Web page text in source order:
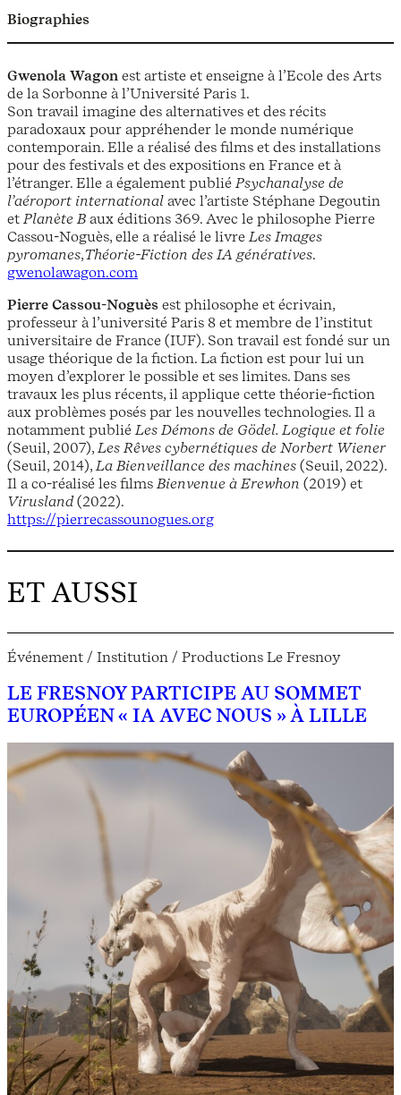
Biographies
Gwenola Wagon est artiste et enseigne à l’Ecole des Arts
de la Sorbonne à l’Université Paris 1.
Son travail imagine des alternatives et des récits
paradoxaux pour appréhender le monde numérique
contemporain. Elle a réalisé des films et des installations
pour des festivals et des expositions en France et à
l’étranger. Elle a également publié Psychanalyse de
l’aéroport international avec l’artiste Stéphane Degoutin
et Planète B aux éditions 369. Avec le philosophe Pierre
Cassou-Noguès, elle a réalisé le livre Les Images
pyromanes,Théorie-Fiction des IA génératives.
gwenolawagon.com
Pierre Cassou-Noguès est philosophe et écrivain,
professeur à l’université Paris 8 et membre de l’institut
universitaire de France (IUF). Son travail est fondé sur un
usage théorique de la fiction. La fiction est pour lui un
moyen d’explorer le possible et ses limites. Dans ses
travaux les plus récents, il applique cette théorie-fiction
aux problèmes posés par les nouvelles technologies. Il a
notamment publiéLes Démons de Gödel. Logique et folie
(Seuil, 2007),Les Rêves cybernétiques de Norbert Wiener
(Seuil, 2014),La Bienveillance des machines (Seuil, 2022).
Il a co-réalisé les filmsBienvenue à Erewhon (2019) et
Virusland(2022).
https://pierrecassounogues.org
ET AUSSI
Événement / Institution / Productions Le Fresnoy
LE FRESNOY PARTICIPE AU SOMMET
EUROPÉEN « IA AVEC NOUS » À LILLE